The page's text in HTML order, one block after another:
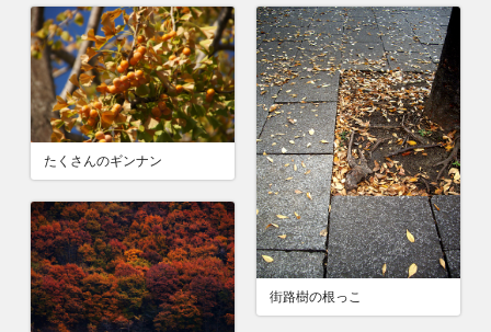
たくさんのギンナン
街路樹の根っこ